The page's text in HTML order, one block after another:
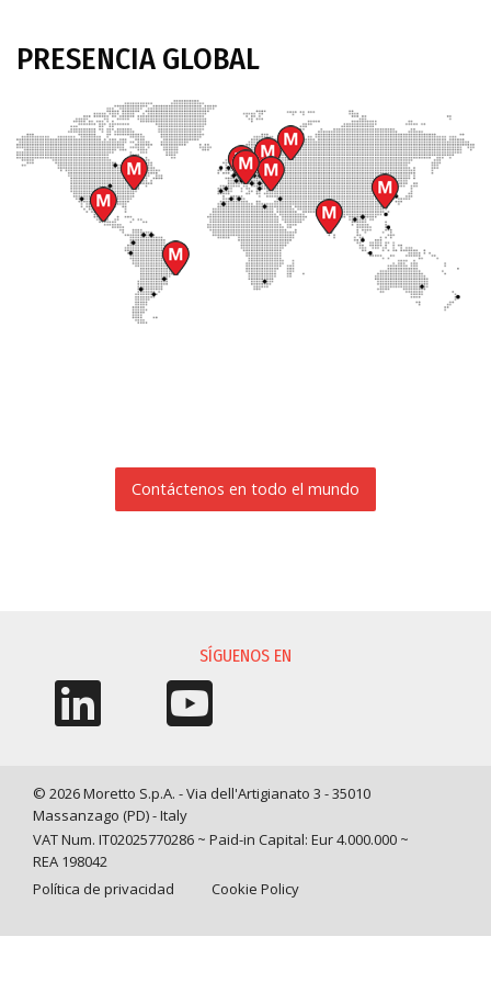
PRESENCIA GLOBAL
Contáctenos en todo el mundo
SÍGUENOS EN
© 2026 Moretto S.p.A. - Via dell'Artigianato 3 - 35010
Massanzago (PD) - Italy
VAT Num. IT02025770286 ~ Paid-in Capital: Eur 4.000.000 ~
REA 198042
Política de privacidad
Cookie Policy